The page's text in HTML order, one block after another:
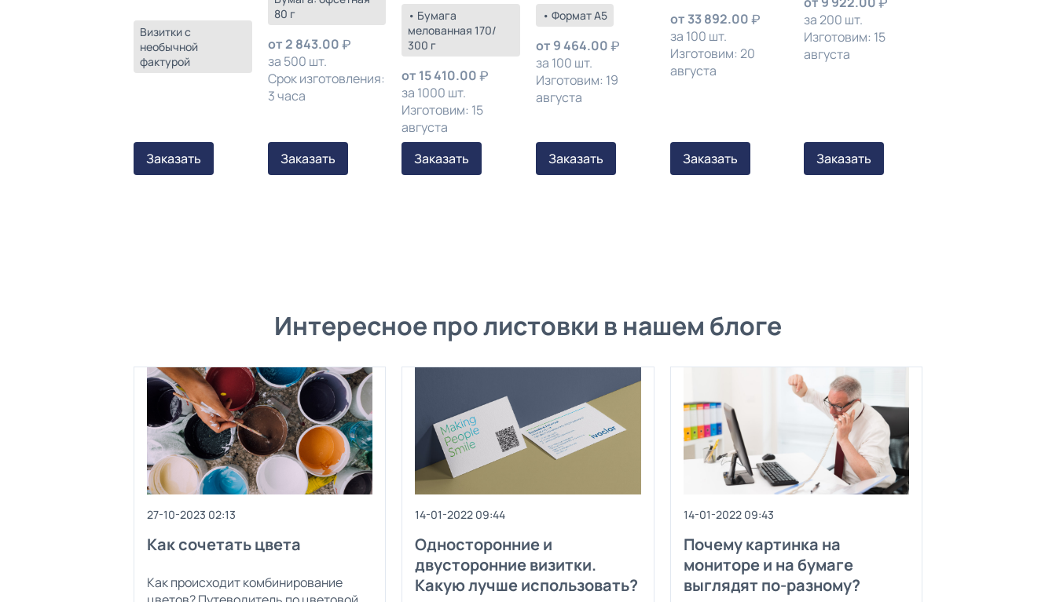
Визитки с
необычной
фактурой
Заказать
80 г
от2 843.00
за 500 шт.
Срок изготовления:
3 часа
Заказать
• Бумага
мелованная 170/
300 г
от 15 410.00
за 1000 шт.
Изготовим: 15
августа
Заказать
• Формат А5
от 9 464.00
за 100 шт.
Изготовим: 19
августа
Заказать
от 33 892.00
за 100 шт.
Изготовим: 20
августа
Заказать
за 200 шт.
Изготовим: 15
августа
Заказать
Интересное про листовки в нашем блоге
27-10-2023 02:13
Как сочетать цвета
Как происходит комбинирование
14-01-2022 09:44
Односторонние и
двусторонние визитки.
Какую лучше использовать?
14-01-2022 09:43
Почему картинка на
мониторе и на бумаге
выглядят по-разному?